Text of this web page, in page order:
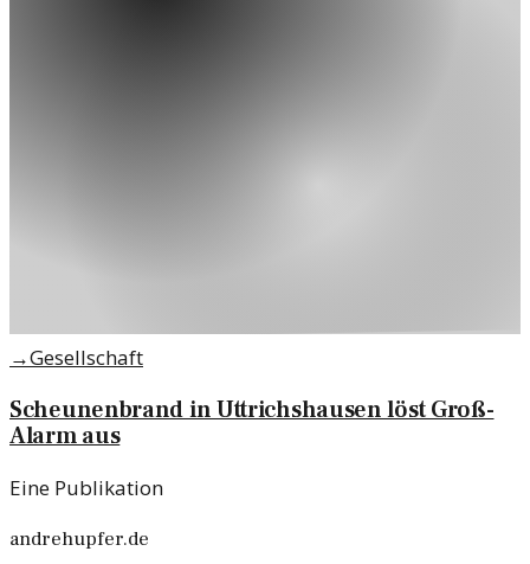
→Gesellschaft
Scheunenbrand in Uttrichshausen löst Groß-
Alarm aus
Eine Publikation
andrehupfer.de